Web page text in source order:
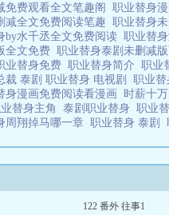
免费观看全文笔趣阁 职业替身
减全文免费阅读笔趣 职业替身
by水千丞全文免费阅读 职业替
全文免费 职业替身泰剧未删减
业替身免费 职业替身简介 职业
裁 泰剧 职业替身 电视剧 职业
身漫画免费阅读看漫画 时薪十万
替身主角 泰剧职业替身 职业
周翔掉马哪一章 职业替身 泰剧
122 番外 往事1